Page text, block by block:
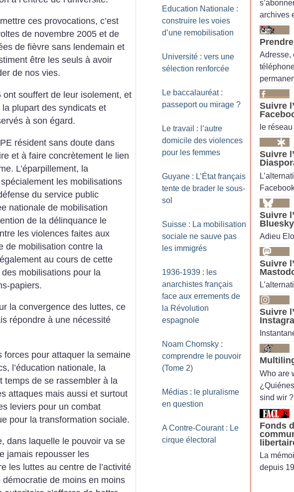
ces provocations, c’est
de novembre 2005 et de
de fièvre sans lendemain et
être les seuls à avoir
de nos vies.
souffert de leur isolement, et
plupart des syndicats et
à son égard.
résident sans doute dans
et à faire concrètement le lien
L’éparpillement, la
les mobilisations
du service public
nationale de mobilisation
de la délinquance le
les violences faites aux
de mobilisation contre la
au cours de cette
mobilisations pour la
papiers.
la convergence des luttes, ce
répondre à une nécessité
pour attaquer la semaine
l’éducation nationale, la
temps de se rassembler à la
attaques mais aussi et surtout
leviers pour un combat
pour la transformation sociale.
dans laquelle le pouvoir va se
jamais repousser les
les luttes au centre de l’activité
démocratie de moins en moins
Education Nationale :
construire les voies
d’une remobilisation
Université : vers une
sélection renforcée
Le baccalauréat :
passeport ou mirage ?
Le travail : l’autre
domicile des violences
pour les femmes
Guyane : L’État français
tente de brader le sous-
sol
Suisse : La mobilisation
sociale ne sauve pas
les immigrés
1936-1939 : les
anarchistes français
face aux errements de
la Révolution
espagnole
Noam Chomsky :
comprendre le pouvoir
(Tome 2)
Médias : le pluralisme
en question
A Contre-Courant : Le
cirque électoral
archives
Adresse,
Suivre
le
Suivre
Suivre
Bluesky
Adieu
Suivre
Suivre
Who are
sind wir ?
Fonds
La
depuis